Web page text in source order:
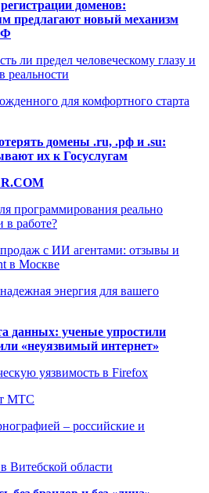
доменов:
предлагают новый механизм
ли предел человеческому глазу и
реальности
для комфортного старта
домены .ru, .рф и .su:
их к Госуслугам
программирования реально
в работе?
с ИИ агентами: отзывы и
в Москве
энергия для вашего
данных: ученые упростили
«неуязвимый интернет»
уязвимость в Firefox
МТС
– российские и
области